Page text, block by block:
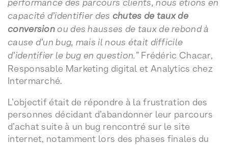
performance des parcours clients, nous étions en
capacité d’identifier des chutes de taux de
conversion ou des hausses de taux de rebond à
cause d’un bug, mais il nous était difficile
d’identifier le bug en question.” Frédéric Chacar,
Responsable Marketing digital et Analytics chez
Intermarché.
L’objectif était de répondre à la frustration des
personnes décidant d’abandonner leur parcours
d’achat suite à un bug rencontré sur le site
internet, notamment lors des phases finales du